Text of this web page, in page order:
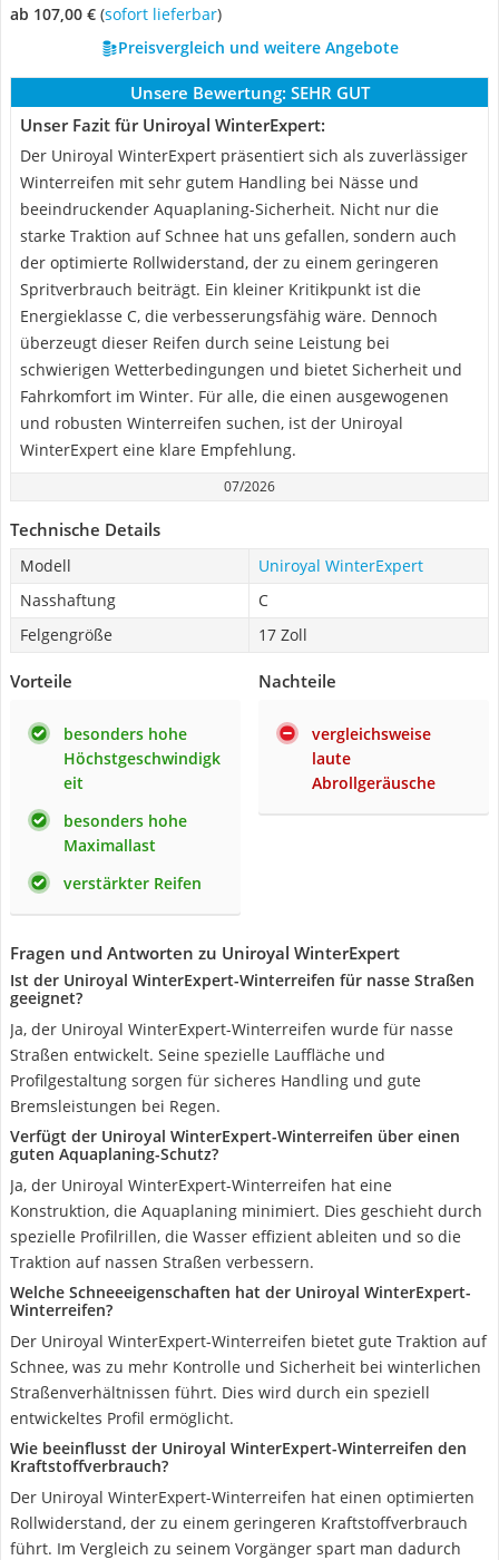
ab 107,00 € ( Sofort lieferbar)
Preisvergleich und weitere Angebote
Unsere Bewertung: SEHR GUT
Unser Fazit für Uniroyal WinterExpert:
Der Uniroyal WinterExpert präsentiert sich als zuverlässiger
Winterreifen mit sehr gutem Handling bei Nässe und
beeindruckender Aquaplaning-Sicherheit. Nicht nur die
starke Traktion auf Schnee hat uns gefallen, sondern auch
der optimierte Rollwiderstand, der zu einem geringeren
Spritverbrauch beiträgt. Ein kleiner Kritikpunkt ist die
Energieklasse C, die verbesserungsfähig wäre. Dennoch
überzeugt dieser Reifen durch seine Leistung bei
schwierigen Wetterbedingungen und bietet Sicherheit und
Fahrkomfort im Winter. Für alle, die einen ausgewogenen
und robusten Winterreifen suchen, ist der Uniroyal
WinterExpert eine klare Empfehlung.
07/2026
Technische Details
Modell
Uniroyal WinterExpert
Nasshaftung
C
Felgengröße
17 Zoll
Vorteile
besonders hohe
Höchstgeschwindigk
eit
besonders hohe
Maximallast
verstärkter Reifen
Nachteile
vergleichsweise
laute
Abrollgeräusche
Fragen und Antworten zu Uniroyal WinterExpert
Ist der Uniroyal WinterExpert-Winterreifen für nasse Straßen
geeignet?
Ja, der Uniroyal WinterExpert-Winterreifen wurde für nasse
Straßen entwickelt. Seine spezielle Lauffläche und
Profilgestaltung sorgen für sicheres Handling und gute
Bremsleistungen bei Regen.
Verfügt der Uniroyal WinterExpert-Winterreifen über einen
guten Aquaplaning-Schutz?
Ja, der Uniroyal WinterExpert-Winterreifen hat eine
Konstruktion, die Aquaplaning minimiert. Dies geschieht durch
spezielle Profilrillen, die Wasser effizient ableiten und so die
Traktion auf nassen Straßen verbessern.
Welche Schneeeigenschaften hat der Uniroyal WinterExpert-
Winterreifen?
Der Uniroyal WinterExpert-Winterreifen bietet gute Traktion auf
Schnee, was zu mehr Kontrolle und Sicherheit bei winterlichen
Straßenverhältnissen führt. Dies wird durch ein speziell
entwickeltes Profil ermöglicht.
Wie beeinflusst der Uniroyal WinterExpert-Winterreifen den
Kraftstoffverbrauch?
Der Uniroyal WinterExpert-Winterreifen hat einen optimierten
Rollwiderstand, der zu einem geringeren Kraftstoffverbrauch
führt. Im Vergleich zu seinem Vorgänger spart man dadurch